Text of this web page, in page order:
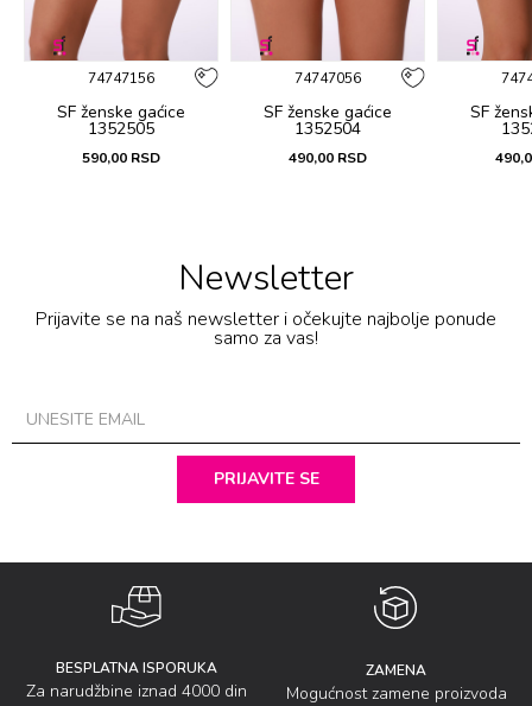
74747156
SF ženske gaćicе
1352505
590,00 RSD
74747056
SF ženske gaćicе
1352504
490,00 RSD
SF
Newsletter
Prijavite se na naš newsletter i očekujte najbolje ponude
samo za vas!
PRIJAVITE SE
BESPLATNA ISPORUKA
Za narudžbine iznad 4000 din
ZAMENA
Mogućnost zamene proizvoda